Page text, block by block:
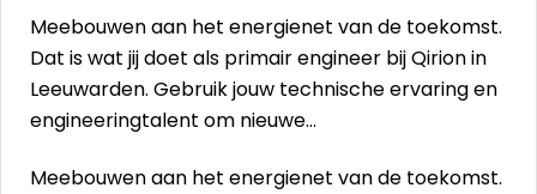
Meebouwen aan het energienet van de toekomst.
Dat is wat jij doet als primair engineer bij Qirion in
Leeuwarden. Gebruik jouw technische ervaring en
engineeringtalent om nieuwe…
Meebouwen aan het energienet van de toekomst.